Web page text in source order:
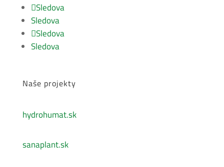
Sledova
Sledova
Sledova
Sledova
Naše projekty
hydrohumat.sk
sanaplant.sk